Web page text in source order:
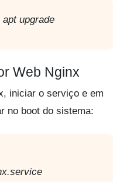
upgrade
Web Nginx
iniciar o serviço e em
no boot do sistema: